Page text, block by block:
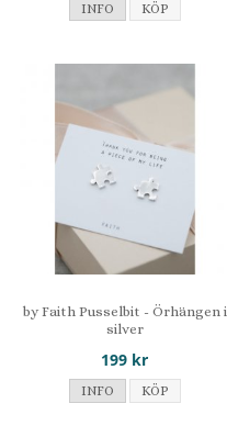
INFO KÖP
by Faith Pusselbit - Örhängen i
silver
199 kr
INFO KÖP